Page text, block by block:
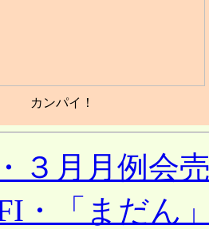
カンパイ！
３月月例会
・「まだん